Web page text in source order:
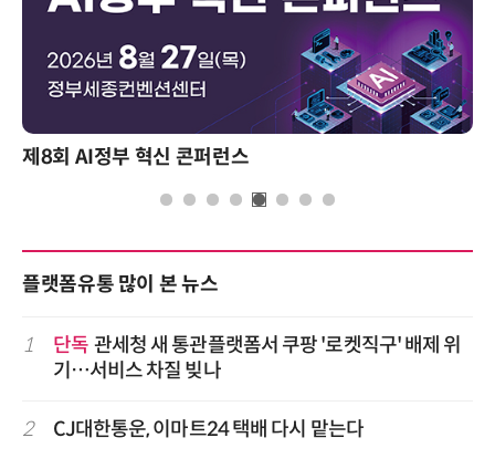
제8회 AI정부 혁신 콘퍼런스
플랫폼유통 많이 본 뉴스
1 단독 관세청 새 통관플랫폼서 쿠팡 '로켓직구' 배제 위
기…서비스 차질 빚나
2 CJ대한통운, 이마트24 택배 다시 맡는다